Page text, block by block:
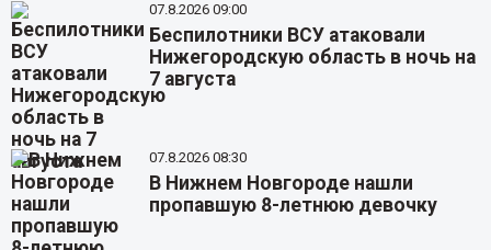
07.8.2026 09:00
Беспилотники ВСУ атаковали
Нижегородскую область в ночь на
7 августа
07.8.2026 08:30
В Нижнем Новгороде нашли
пропавшую 8-летнюю девочку